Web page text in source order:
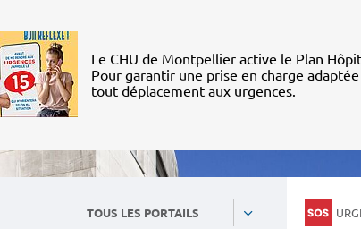
Le CHU de Montpellier active le Plan
Pour garantir une prise en charge
tout déplacement aux urgences.
TOUS LES PORTAILS